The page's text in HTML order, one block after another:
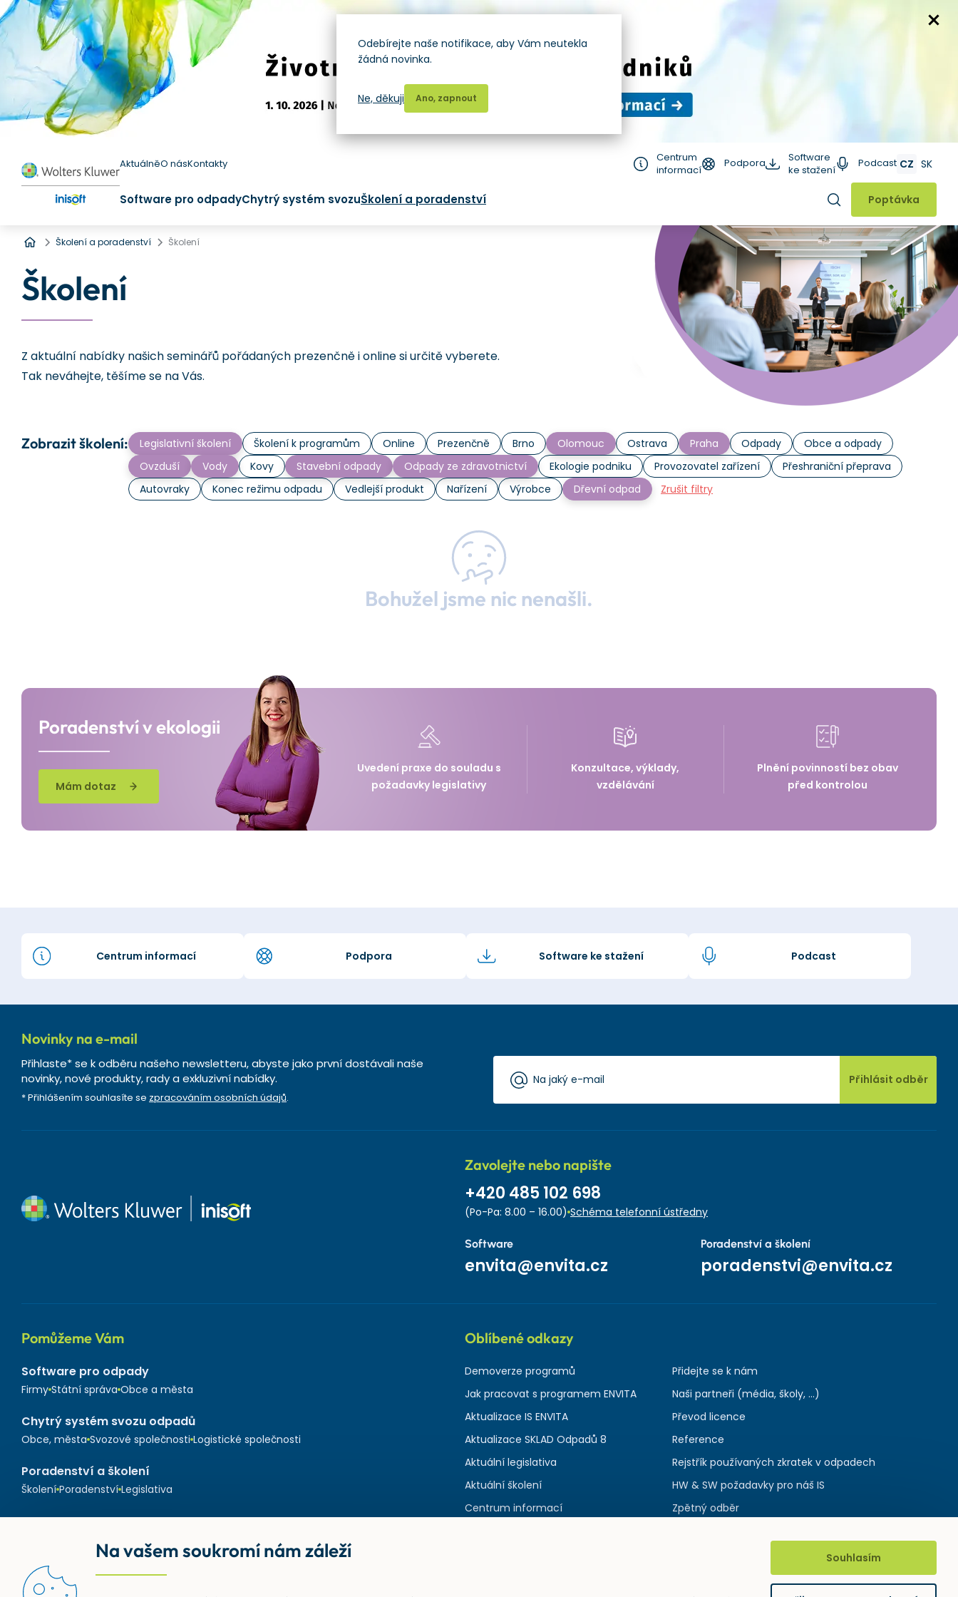
AktuálněO násKontakty
Centrum
informací
Podpora
Software
ke stažení
Podcast CZ SK
Software pro odpadyChytrý systém svozuŠkolení a poradenství Hledat
Poptávka
Úvod
Školení a poradenství Školení
Školení
Z aktuální nabídky našich seminářů pořádaných prezenčně i online si určitě vyberete.
Tak neváhejte, těšíme se na Vás.
Zobrazit školení: Legislativní školení Školení k programům Online Prezenčně Brno Olomouc Ostrava Praha Odpady
Obce a odpady
Ovzduší
Vody Kovy Stavební odpady Odpady ze zdravotnictví Ekologie podniku Provozovatel zařízení
Přeshraniční přeprava
Autovraky
Konec režimu odpadu Vedlejší produkt Nařízení Výrobce Dřevní odpad Zrušit filtry
Bohužel jsme nic nenašli.
Poradenství v ekologii
Mám dotaz
Uvedení praxe do souladu s
požadavky legislativy
Konzultace, výklady,
vzdělávání
Plnění povinností bez obav
před kontrolou
Centrum informací Podpora Software ke stažení Podcast
Novinky na e-mail
Přihlaste* se k odběru našeho newsletteru, abyste jako první dostávali naše
novinky, nové produkty, rady a exkluzivní nabídky.
* Přihlášením souhlasíte se zpracováním osobních údajů.
Přihlásit odběr
Zavolejte nebo napište
+420 485 102 698
(Po-Pa: 8.00 – 16.00) Schéma telefonní ústředny
Software
envita@envita.cz
Poradenství a školení
poradenstvi@envita.cz
Pomůžeme Vám
Software pro odpady
Firmy Státní správa Obce a města
Chytrý systém svozu odpadů
Obce, města Svozové společnosti Logistické společnosti
Poradenství a školení
Školení Poradenství Legislativa
Oblíbené odkazy
Demoverze programů
Jak pracovat s programem ENVITA
Aktualizace IS ENVITA
Aktualizace SKLAD Odpadů 8
Aktuální legislativa
Aktuální školení
Centrum informací
Přidejte se k nám
Naši partneři (média, školy, ...)
Převod licence
Reference
Rejstřík používaných zkratek v odpadech
HW & SW požadavky pro náš IS
Zpětný odběr
Odebírejte naše notifikace, aby Vám neutekla
žádná novinka.
Ano, zapnout
Ne, děkuji
Na vašem soukromí nám záleží Souhlasím